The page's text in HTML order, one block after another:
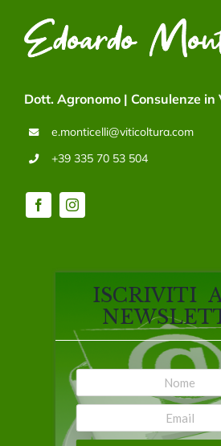
Dott. Agronomo | Consulenze
e.monticelli@viticoltura.com
+39 335 70 53 504
ISCRIVITI